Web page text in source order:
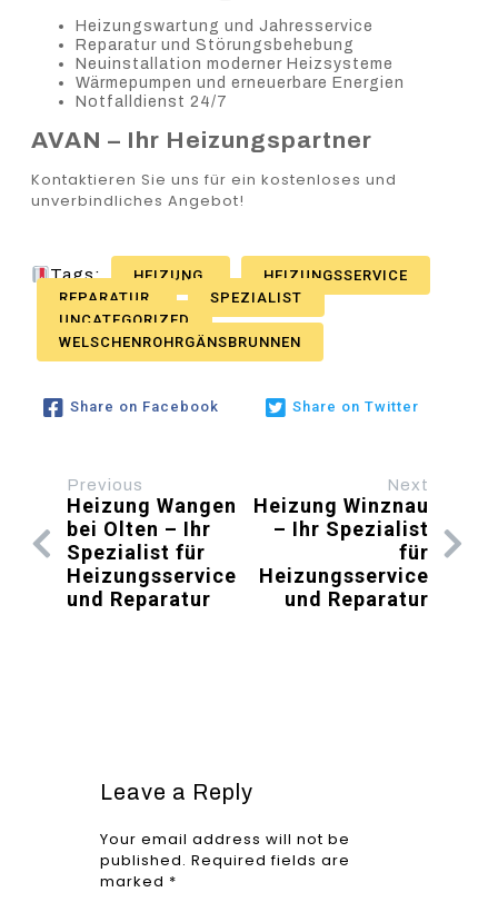
Heizungswartung und Jahresservice
Reparatur und Störungsbehebung
Neuinstallation moderner Heizsysteme
Wärmepumpen und erneuerbare Energien
Notfalldienst 24/7
AVAN – Ihr Heizungspartner
Kontaktieren Sie uns für ein kostenloses und
unverbindliches Angebot!
Tags: HEIZUNG
HEIZUNGSSERVICE
REPARATUR
SPEZIALIST
UNCATEGORIZED
WELSCHENROHRGÄNSBRUNNEN
Share on Facebook Share on Twitter
Previous
Heizung Wangen
bei Olten – Ihr
Spezialist für
Heizungsservice
und Reparatur
Next
Heizung Winznau
– Ihr Spezialist
für
Heizungsservice
und Reparatur
Leave a Reply
Your email address will not be
published. Required fields are
marked *